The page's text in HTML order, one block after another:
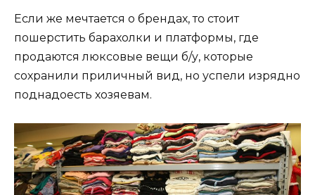
Если же мечтается о брендах, то стоит
пошерстить барахолки и платформы, где
продаются люксовые вещи б/у, которые
сохранили приличный вид, но успели изрядно
поднадоесть хозяевам.